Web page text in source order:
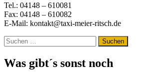
Tel.: 04148 – 610081
Fax: 04148 – 610082
E-Mail: kontakt@taxi-meier-ritsch.de
Suchen
nach:
Was gibt´s sonst noch